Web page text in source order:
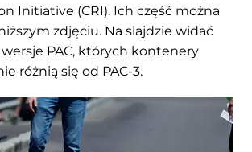
Initiative (CRI). Ich część można
zdjęciu. Na slajdzie widać
PAC, których kontenery
różnią się od PAC-3.